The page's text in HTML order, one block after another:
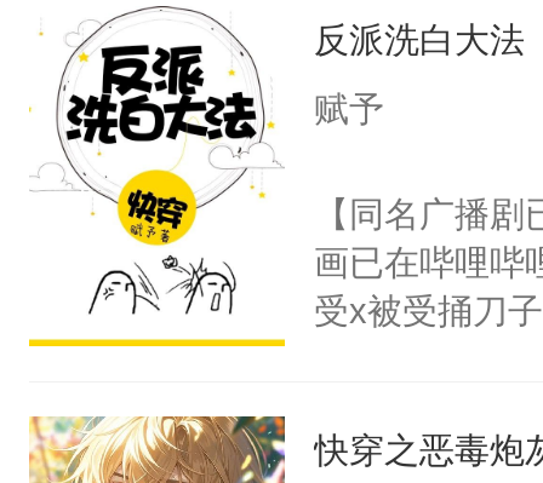
来，给老公亲
用力——为你
反派洗白大法
赋予
【同名广播
画已在哔哩哔
受x被受捅刀
病，一个个的
快穿之恶毒炮